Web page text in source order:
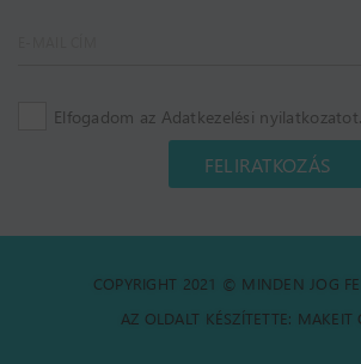
Elfogadom az Adatkezelési nyilatkozatot.
FELIRATKOZÁS
COPYRIGHT 2021 © MINDEN JOG
AZ OLDALT KÉSZÍTETTE: MAKEIT